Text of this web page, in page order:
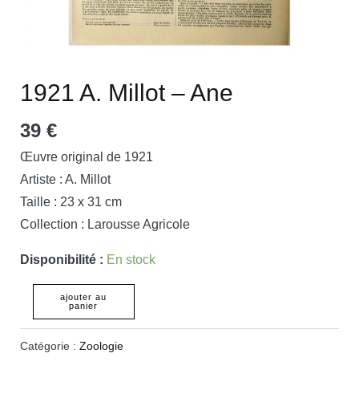
1921 A. Millot – Ane
39 €
Œuvre original de 1921
Artiste : A. Millot
Taille : 23 x 31 cm
Collection : Larousse Agricole
Disponibilité : En stock
ajouter au
panier
Catégorie : Zoologie